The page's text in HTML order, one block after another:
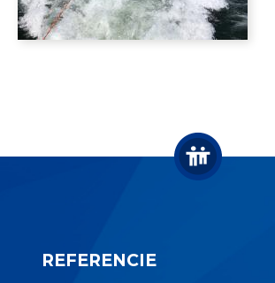
REFERENCIE